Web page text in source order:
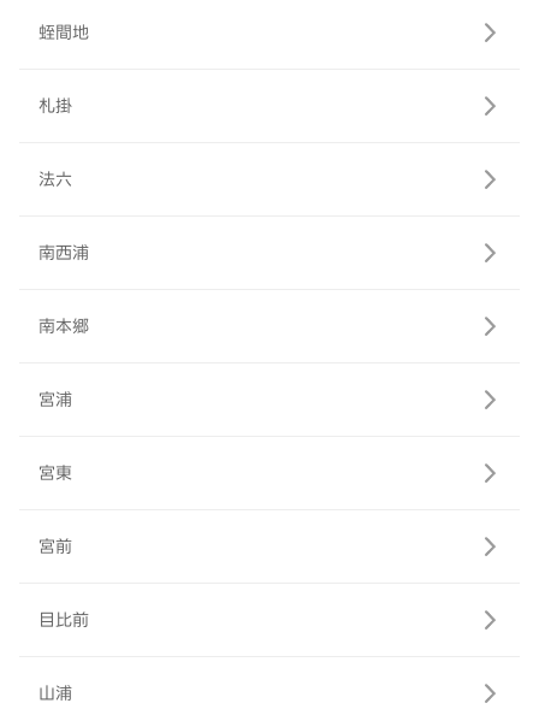
蛭間地
札掛
法六
南西浦
南本郷
宮浦
宮東
宮前
目比前
山浦